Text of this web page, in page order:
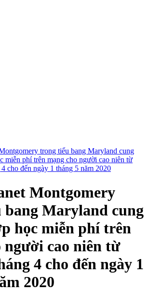
trong tiểu bang Maryland cung
miễn phí trên mạng cho người cao niên từ
cho đến ngày 1 tháng 5 năm 2020
Montgomery
bang Maryland cung
học miễn phí trên
người cao niên từ
4 cho đến ngày 1
2020